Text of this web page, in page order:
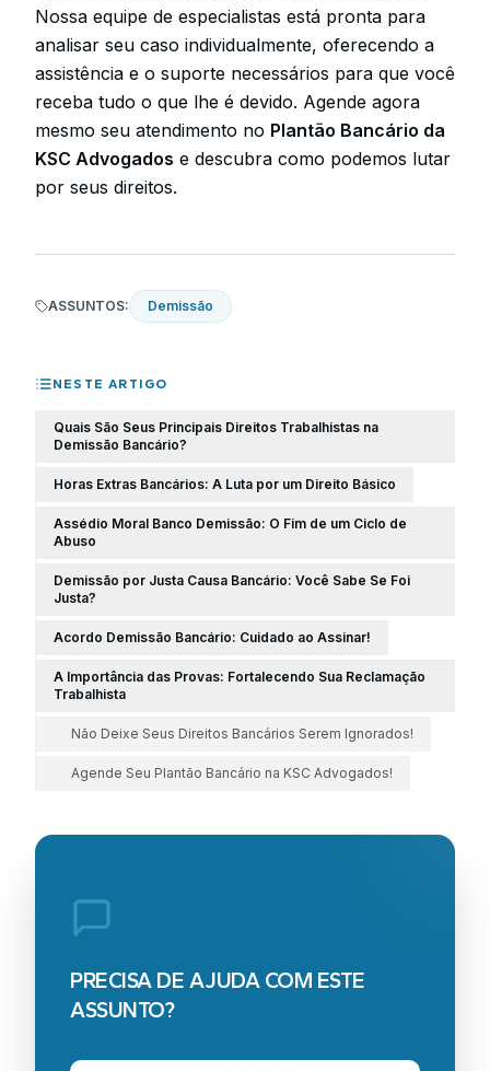
Nossa equipe de especialistas está pronta para
analisar seu caso individualmente, oferecendo a
assistência e o suporte necessários para que você
receba tudo o que lhe é devido. Agende agora
mesmo seu atendimento no Plantão Bancário da
KSC Advogados e descubra como podemos lutar
por seus direitos.
ASSUNTOS: Demissão
NESTE ARTIGO
Quais São Seus Principais Direitos Trabalhistas na
Demissão Bancário?
Horas Extras Bancários: A Luta por um Direito Básico
Assédio Moral Banco Demissão: O Fim de um Ciclo de
Abuso
Demissão por Justa Causa Bancário: Você Sabe Se Foi
Justa?
Acordo Demissão Bancário: Cuidado ao Assinar!
A Importância das Provas: Fortalecendo Sua Reclamação
Trabalhista
Não Deixe Seus Direitos Bancários Serem Ignorados!
Agende Seu Plantão Bancário na KSC Advogados!
PRECISA DE AJUDA COM ESTE
ASSUNTO?